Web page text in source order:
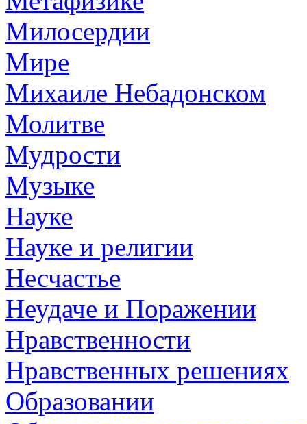
Милосердии
Мире
Михаиле Небадонском
Молитве
Мудрости
Музыке
Науке
Науке и религии
Несчастье
Неудаче и Поражении
Нравственности
Нравственных решениях
Образовании